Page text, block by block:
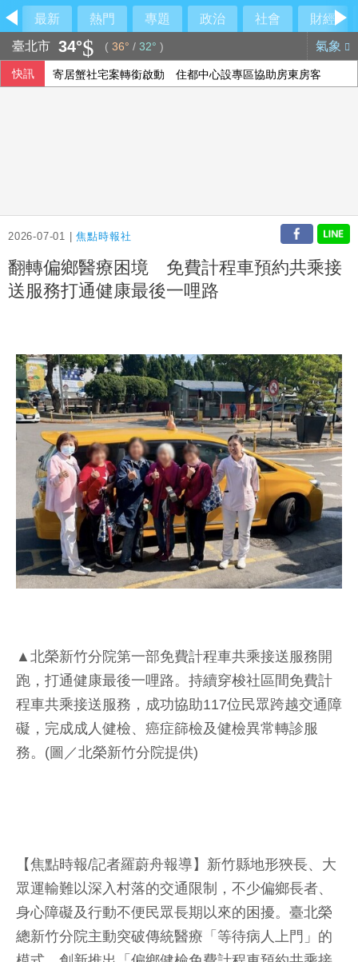
最新 熱門 專題 政治 社會
財經
臺北市 34° ( 36° / 32° ) 氣象
快訊 寄居蟹社宅案轉銜啟動 住都中心設專區協助房東房客
2026-07-01 |焦點時報社
翻轉偏鄉醫療困境 免費計程車預約共乘接
送服務打通健康最後一哩路
▲北榮新竹分院第一部免費計程車共乘接送服務開
跑，打通健康最後一哩路。持續穿梭社區間免費計
程車共乘接送服務，成功協助117位民眾跨越交通障
礙，完成成人健檢、癌症篩檢及健檢異常轉診服
務。(圖／北榮新竹分院提供)
【焦點時報/記者羅蔚舟報導】新竹縣地形狹長、大
眾運輸難以深入村落的交通限制，不少偏鄉長者、
身心障礙及行動不便民眾長期以來的困擾。臺北榮
總新竹分院主動突破傳統醫療「等待病人上門」的